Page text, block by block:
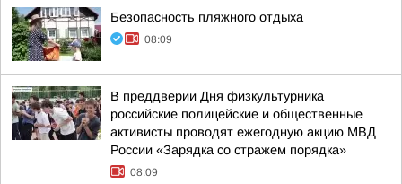
Безопасность пляжного отдыха
08:09
В преддверии Дня физкультурника
российские полицейские и общественные
активисты проводят ежегодную акцию МВД
России «Зарядка со стражем порядка»
08:09